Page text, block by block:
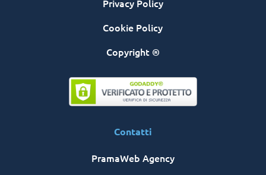
Privacy Policy
Cookie Policy
Copyright ®
Contatti
PramaWeb Agency